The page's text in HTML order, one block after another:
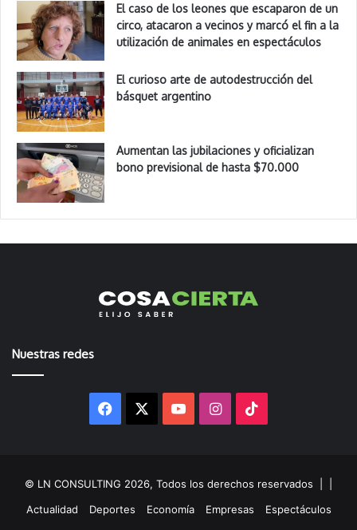
El caso de los leones que escaparon de un
circo, atacaron a vecinos y marcó el fin a la
utilización de animales en espectáculos
El curioso arte de autodestrucción del
básquet argentino
Aumentan las jubilaciones y oficializan
bono previsional de hasta $70.000
Nuestras redes
Facebook YouTubeInstagram
© LN CONSULTING 2026, Todos los derechos reservados |
Actualidad
Deportes Economía Empresas
Espectáculos